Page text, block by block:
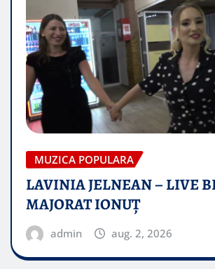
MUZICA POPULARA
LAVINIA JELNEAN – LIVE
MAJORAT IONUŢ
admin aug. 2, 2026